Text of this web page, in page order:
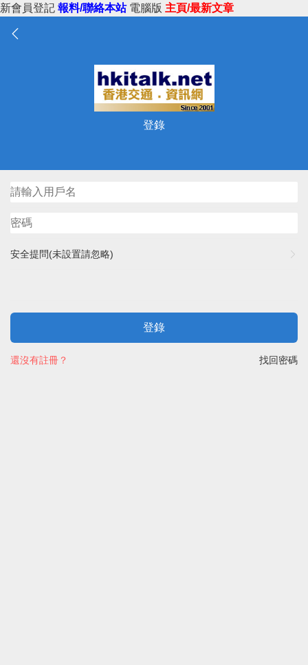
新會員登記 報料/聯絡本站 電腦版 主頁/最新文章
登錄
安全提問(未設置請忽略)
登錄
找回密碼
還沒有註冊？